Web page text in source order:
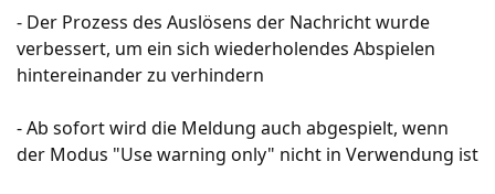
- Der Prozess des Auslösens der Nachricht wurde
verbessert, um ein sich wiederholendes Abspielen
hintereinander zu verhindern
- Ab sofort wird die Meldung auch abgespielt, wenn
der Modus "Use warning only" nicht in Verwendung ist